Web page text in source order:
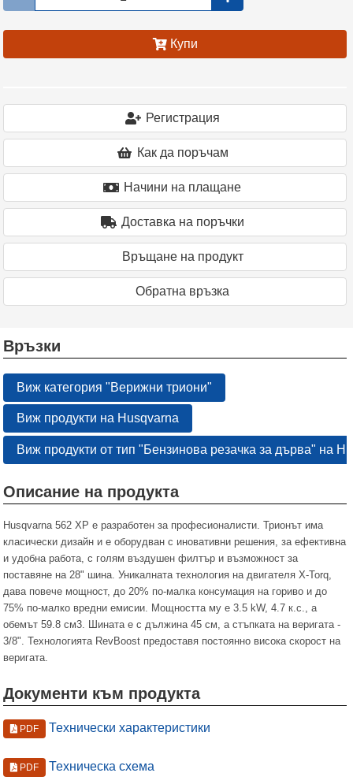
Купи
Регистрация
Как да поръчам
Начини на плащане
Доставка на поръчки
Връщане на продукт
Oбратна връзка
Връзки
Виж категория "Верижни триони"
Виж продукти на Husqvarna
Виж продукти от тип "Бензинова резачка за дърва" на
Описание на продукта
Husqvarna 562 XP е разработен за професионалисти. Трионът има
класически дизайн и е оборудван с иновативни решения, за ефективна
и удобна работа, с голям въздушен филтър и възможност за
поставяне на 28" шина. Уникалната технология на двигателя X-Torq,
дава повече мощност, до 20% по-малка консумация на гориво и до
75% по-малко вредни емисии. Мощността му е 3.5 kW, 4.7 к.с., а
обемът 59.8 см3. Шината е с дължина 45 см, а стъпката на веригата -
3/8". Технологията RevBoost предоставя постоянно висока скорост на
веригата.
Документи към продукта
PDF Технически характеристики
PDF Техническа схема